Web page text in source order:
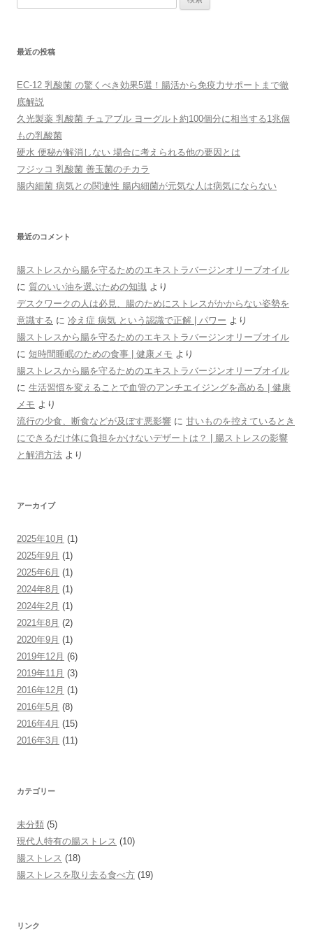
最近の投稿
EC-12 乳酸菌 の驚くべき効果5選！腸活から免疫力サポートまで徹
底解説
久光製薬 乳酸菌 チュアブル ヨーグルト約100個分に相当する1兆個
もの乳酸菌
硬水 便秘が解消しない 場合に考えられる他の要因とは
フジッコ 乳酸菌 善玉菌のチカラ
腸内細菌 病気との関連性 腸内細菌が元気な人は病気にならない
最近のコメント
腸ストレスから腸を守るためのエキストラバージンオリーブオイル
に 質のいい油を選ぶための知識 より
デスクワークの人は必見、腸のためにストレスがかからない姿勢を
意識する に 冷え症 病気 という認識で正解 | パワー より
腸ストレスから腸を守るためのエキストラバージンオリーブオイル
に 短時間睡眠のための食事 | 健康メモ より
腸ストレスから腸を守るためのエキストラバージンオリーブオイル
に 生活習慣を変えることで血管のアンチエイジングを高める | 健康
メモ より
流行の少食、断食などが及ぼす悪影響 に 甘いものを控えているとき
にできるだけ体に負担をかけないデザートは？ | 腸ストレスの影響
と解消方法 より
アーカイブ
2025年10月 (1)
2025年9月 (1)
2025年6月 (1)
2024年8月 (1)
2024年2月 (1)
2021年8月 (2)
2020年9月 (1)
2019年12月 (6)
2019年11月 (3)
2016年12月 (1)
2016年5月 (8)
2016年4月 (15)
2016年3月 (11)
カテゴリー
未分類 (5)
現代人特有の腸ストレス (10)
腸ストレス (18)
腸ストレスを取り去る食べ方 (19)
リンク